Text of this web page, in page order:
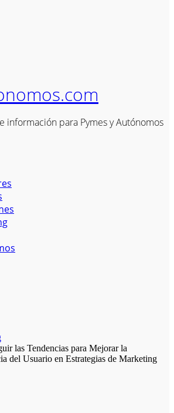
información para Pymes y Autónomos
las Tendencias para Mejorar la
del Usuario en Estrategias de Marketing